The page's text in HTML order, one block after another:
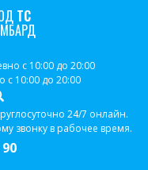
ТС
с 10:00 до 20:00
с 10:00 до 20:00
24/7 онлайн.
звонку в рабочее время.